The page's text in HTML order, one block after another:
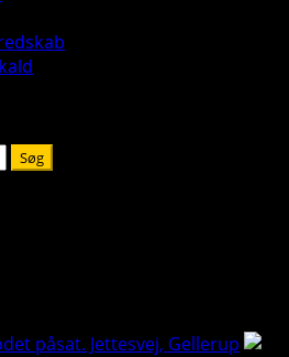
påsat. Jettesvej, Gellerup